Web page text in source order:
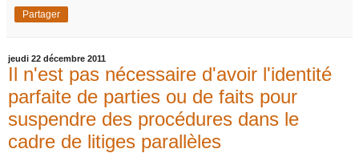
Partager
jeudi 22 décembre 2011
Il n'est pas nécessaire d'avoir l'identité
parfaite de parties ou de faits pour
suspendre des procédures dans le
cadre de litiges parallèles